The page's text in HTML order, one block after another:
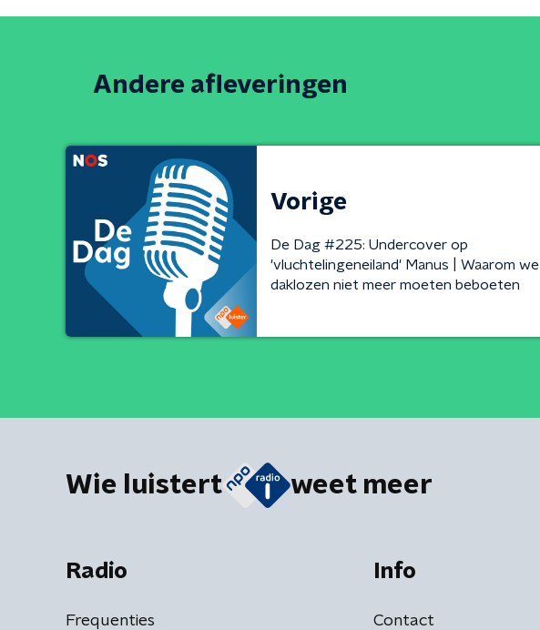
Andere afleveringen
Vorige
De Dag #225: Undercover op
'vluchtelingeneiland' Manus | Waarom we
daklozen niet meer moeten beboeten
Wie luistert weet meer
Radio
Frequenties
Info
Contact